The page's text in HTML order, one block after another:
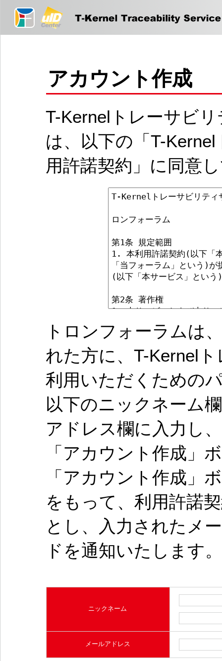
アカウント作成
T-Kernelトレーサビ
は、以下の「T-
用許諾契約」に同意
トロンフォーラムは
れた方に、T-Kernel
利用いただくための
以下のニックネーム
アドレス欄に入力し
「アカウント作成」
「アカウント作成」
をもって、利用許諾
とし、入力されたメ
ドを通知いたします
ニックネーム
メールアドレス